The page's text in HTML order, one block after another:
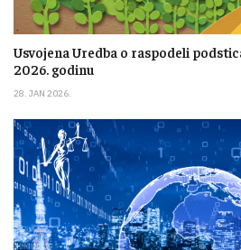
Usvojena Uredba o raspodeli
2026. godinu
28. JAN 2026.